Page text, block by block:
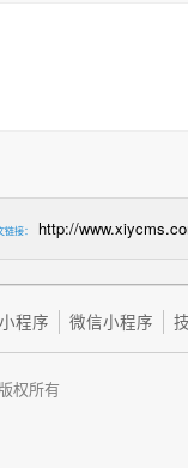
链接： http://
程序 微信小程序
权所有